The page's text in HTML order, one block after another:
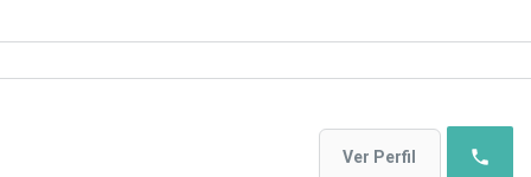
Ver Perfil phone